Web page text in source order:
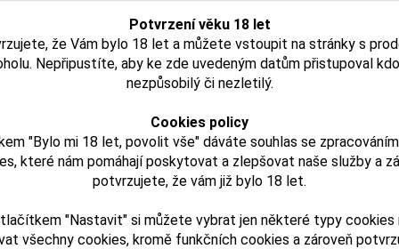
Potvrzení věku 18 let
že Vám bylo 18 let a můžete vstoupit na stránky s
Nepřipustíte, aby ke zde uvedeným datům přistupoval
nezpůsobilý či nezletilý.
Cookies policy
"Bylo mi 18 let, povolit vše" dáváte souhlas se
které nám pomáhají poskytovat a zlepšovat naše služby a
potvrzujete, že vám již bylo 18 let.
"Nastavit" si můžete vybrat jen některé typy cookies
všechny cookies, kromě funkčních cookies a zároveň
Malecon 21YO 0,7l 40%
1 367,00 Kč
Skladem
Detail
Rum Malecon 15YO 0,7l
826,00 Kč
Není skladem
Detail